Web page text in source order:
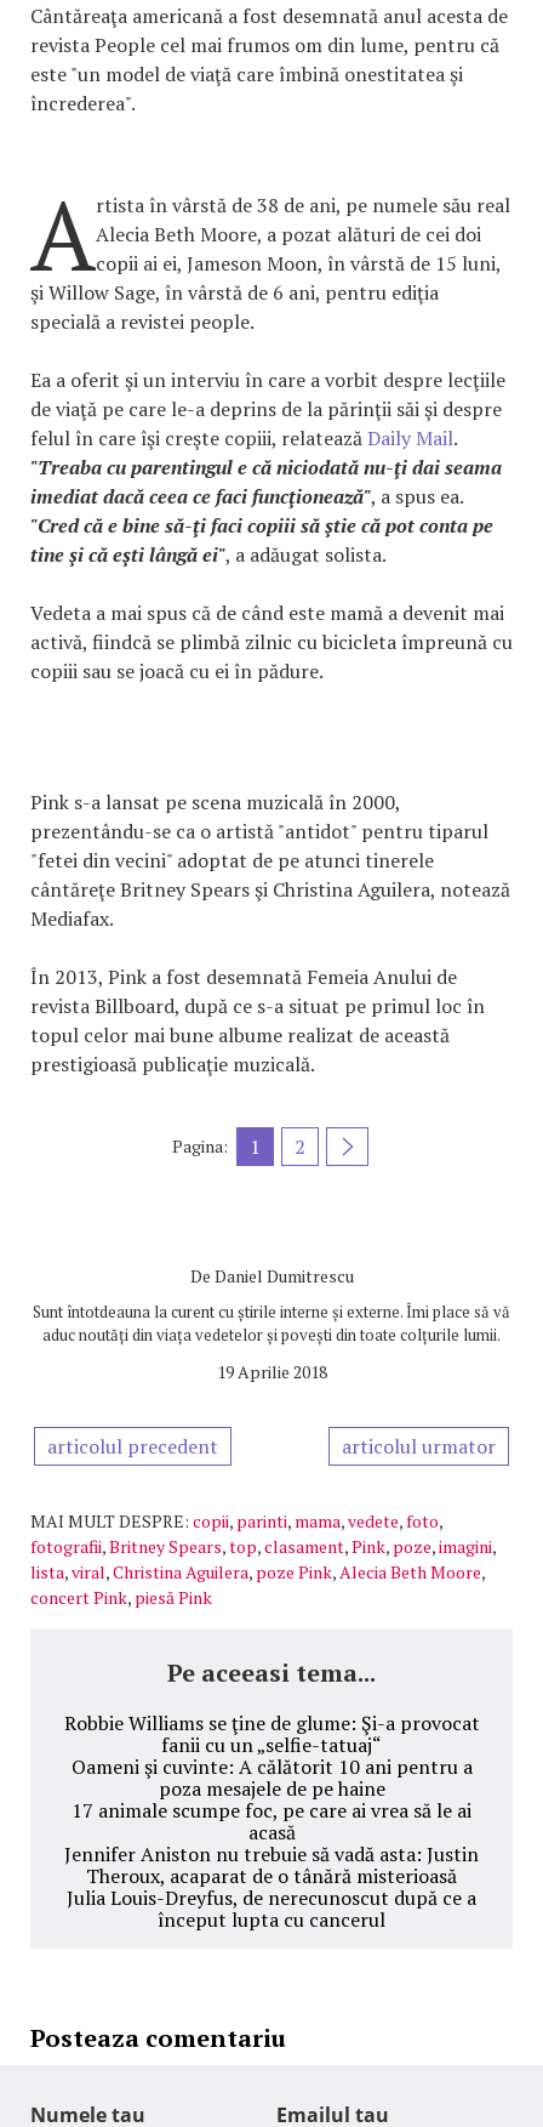
Cântăreaţa americană a fost desemnată anul acesta de
revista People cel mai frumos om din lume, pentru că
este "un model de viaţă care îmbină onestitatea şi
încrederea".
Artista în vârstă de 38 de ani, pe numele său real
Alecia Beth Moore, a pozat alături de cei doi
copii ai ei, Jameson Moon, în vârstă de 15 luni,
şi Willow Sage, în vârstă de 6 ani, pentru ediţia
specială a revistei people.
Ea a oferit şi un interviu în care a vorbit despre lecţiile
de viaţă pe care le-a deprins de la părinţii săi şi despre
felul în care îşi creşte copiii, relateazăDaily Mail.
"Treaba cu parentingul e că niciodată nu-ţi dai seama
imediat dacă ceea ce faci funcţionează", a spus ea.
"Cred că e bine să-ţi faci copiii să ştie că pot conta pe
tine şi că eşti lângă ei", a adăugat solista.
Vedeta a mai spus că de când este mamă a devenit mai
activă, fiindcă se plimbă zilnic cu bicicleta împreună cu
copiii sau se joacă cu ei în pădure.
Pink s-a lansat pe scena muzicală în 2000,
prezentându-se ca o artistă "antidot" pentru tiparul
"fetei din vecini" adoptat de pe atunci tinerele
cântăreţe Britney Spears şi Christina Aguilera, notează
Mediafax.
În 2013, Pink a fost desemnată Femeia Anului de
revista Billboard, după ce s-a situat pe primul loc în
topul celor mai bune albume realizat de această
prestigioasă publicaţie muzicală.
Pagina: 1 2
De Daniel Dumitrescu
Sunt întotdeauna la curent cu știrile interne și externe. Îmi place să vă
aduc noutăți din viața vedetelor și povești din toate colțurile lumii.
19 Aprilie 2018
articolul precedent articolul urmator
MAI MULT DESPRE: copii, parinti, mama,vedete,foto,
fotografii,Britney Spears,top,clasament,Pink, poze,imagini,
lista,viral,Christina Aguilera, poze Pink,Alecia Beth Moore,
concert Pink, piesă Pink
Pe aceeasi tema...
Robbie Williams se ţine de glume: Şi-a provocat
fanii cu un „selfie-tatuaj“
Oameni şi cuvinte: A călătorit 10 ani pentru a
poza mesajele de pe haine
17 animale scumpe foc, pe care ai vrea să le ai
acasă
Jennifer Aniston nu trebuie să vadă asta: Justin
Theroux, acaparat de o tânără misterioasă
Julia Louis-Dreyfus, de nerecunoscut după ce a
început lupta cu cancerul
Posteaza comentariu
Numele tau Emailul tau